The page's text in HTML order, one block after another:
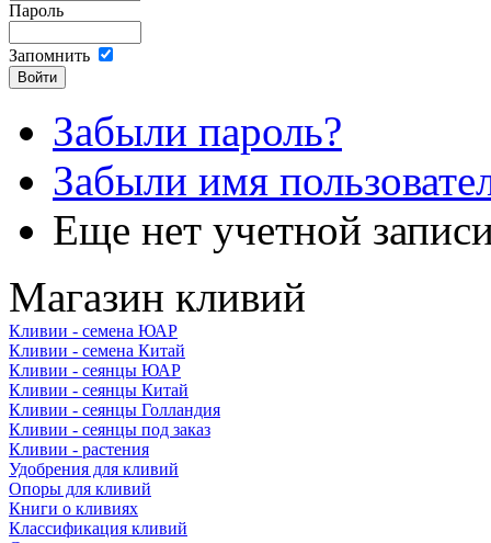
Пароль
Запомнить
Забыли пароль?
Забыли имя
Еще нет учетной
Магазин кливий
Кливии - семена ЮАР
Кливии - семена Китай
Кливии - сеянцы ЮАР
Кливии - сеянцы Китай
Кливии - сеянцы Голландия
Кливии - сеянцы под заказ
Кливии - растения
Удобрения для кливий
Опоры для кливий
Книги о кливиях
Классификация кливий